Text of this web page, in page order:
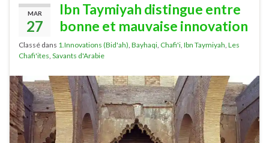
MAR
27
Ibn Taymiyah distingue entre
bonne et mauvaise innovation
Classé dans 1.Innovations (Bid'ah), Bayhaqi, Chafi'i, Ibn Taymiyah, Les
Chafi'ites, Savants d'Arabie